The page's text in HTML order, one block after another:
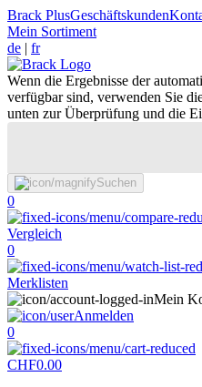
Brack PlusGeschäftskunden
Mein Sortiment
de | fr
Wenn die Ergebnisse der
verfügbar sind, verwenden Sie
unten zur Überprüfung und die
Suchen
0
Vergleich
0
Merklisten
Mein
Anmelden
0
CHF0.00